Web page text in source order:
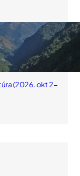
(2026. okt 2-